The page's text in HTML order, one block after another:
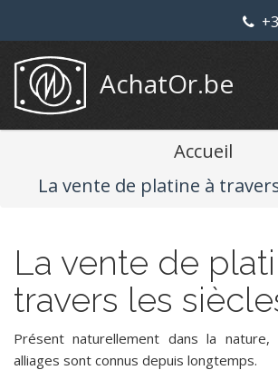
AchatOr.be
Accueil
La vente de platine à
La vente de
travers les
Présent naturellement dans la
alliages sont connus depuis longtemps.